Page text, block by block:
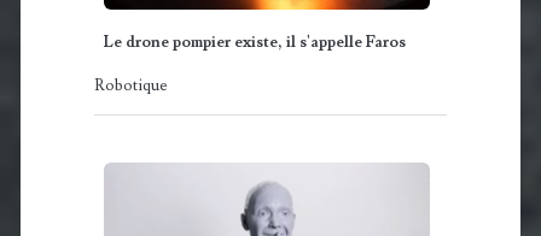
Le drone pompier existe, il s'appelle Faros
Robotique